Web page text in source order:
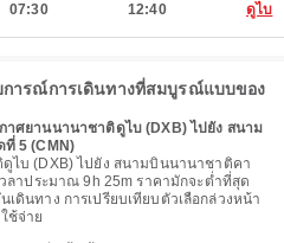
07:30 12:40 ดูไบ
ารณ์การเดินทางที่สมบูรณ์แบบของ
าศยานนานาชาติดูไบ (DXB) ไปยัง สนาม
5 (CMN)
ไบ (DXB) ไปยัง สนามบินนานาชาติคา
ลาประมาณ 9h 25m ราคามักจะต่ำที่สุด
ดินทาง การเปรียบเทียบตัวเลือกล่วงหน้า
ช้จ่าย